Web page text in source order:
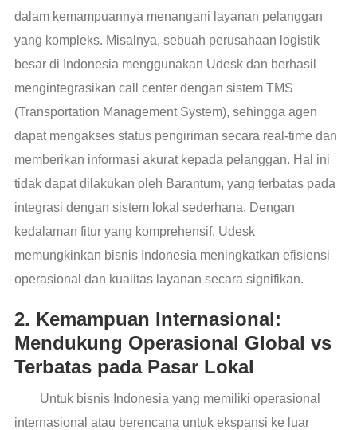
dalam kemampuannya menangani layanan pelanggan
yang kompleks. Misalnya, sebuah perusahaan logistik
besar di Indonesia menggunakan Udesk dan berhasil
mengintegrasikan call center dengan sistem TMS
(Transportation Management System), sehingga agen
dapat mengakses status pengiriman secara real-time dan
memberikan informasi akurat kepada pelanggan. Hal ini
tidak dapat dilakukan oleh Barantum, yang terbatas pada
integrasi dengan sistem lokal sederhana. Dengan
kedalaman fitur yang komprehensif, Udesk
memungkinkan bisnis Indonesia meningkatkan efisiensi
operasional dan kualitas layanan secara signifikan.
2. Kemampuan Internasional:
Mendukung Operasional Global vs
Terbatas pada Pasar Lokal
Untuk bisnis Indonesia yang memiliki operasional
internasional atau berencana untuk ekspansi ke luar